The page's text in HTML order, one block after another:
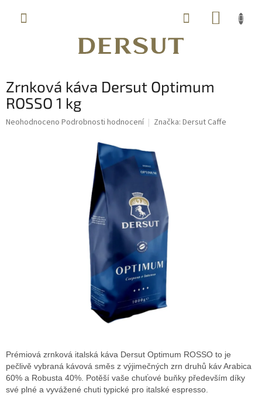
Zrnková káva Dersut Optimum
ROSSO 1 kg
Průměrné
Neohodnoceno Podrobnosti hodnocení Značka: Dersut Caffe
Prémiová zrnková italská káva Dersut Optimum ROSSO to je
pečlivě vybraná kávová směs z výjimečných zrn druhů káv Arabica
60% a Robusta 40%. Potěší vaše chuťové buňky především díky
své plné a vyvážené chuti typické pro italské espresso.